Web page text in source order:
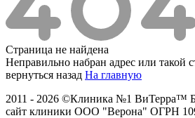
Страница не найдена
Неправильно набран адрес или такой
вернуться назад На главную
2011 - 2026 ©Клиника №1 ВиТерра™
сайт клиники ООО "Верона" ОГРН